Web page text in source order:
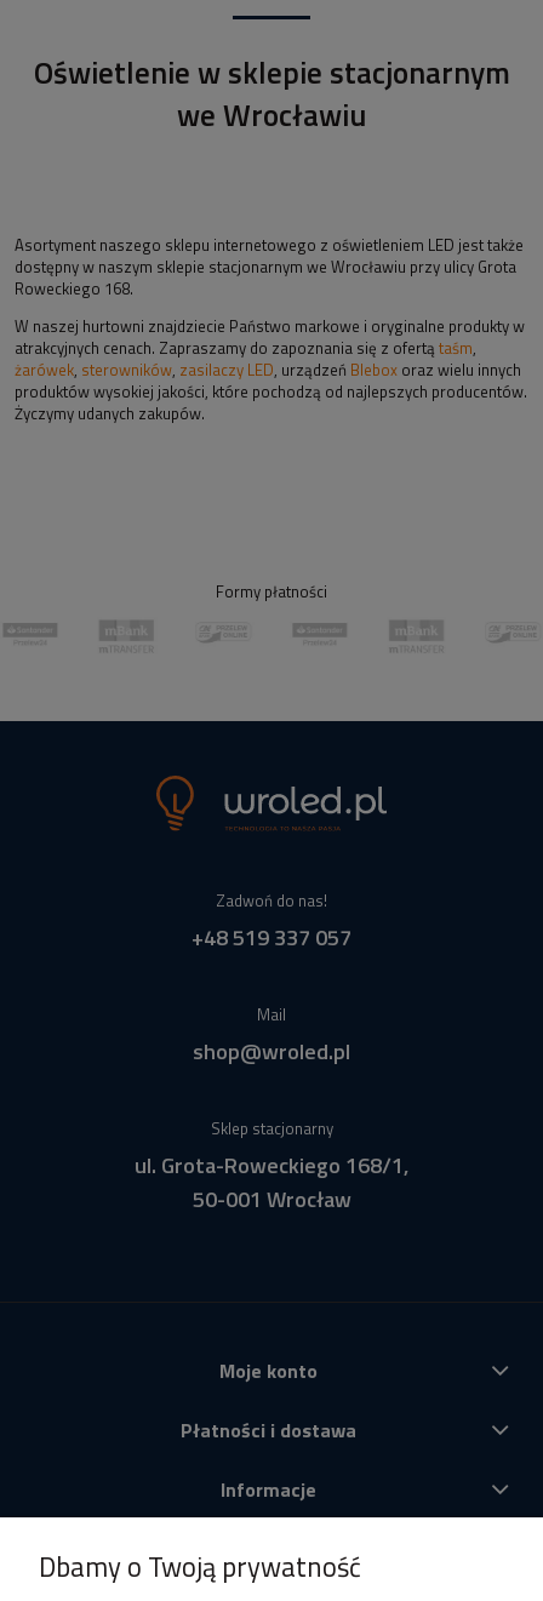
Oświetlenie w sklepie stacjonarnym
we Wrocławiu
Asortyment naszego sklepu internetowego z oświetleniem LED jest także
dostępny w naszym sklepie stacjonarnym we Wrocławiu przy ulicy Grota
Roweckiego 168.
W naszej hurtowni znajdziecie Państwo markowe i oryginalne produkty w
atrakcyjnych cenach. Zapraszamy do zapoznania się z ofertą taśm,
żarówek, sterowników, zasilaczy LED, urządzeń Blebox oraz wielu innych
produktów wysokiej jakości, które pochodzą od najlepszych producentów.
Życzymy udanych zakupów.
Formy płatności
Zadwoń do nas!
+48 519 337 057
Mail
shop@wroled.pl
Sklep stacjonarny
ul. Grota-Roweckiego 168/1,
50-001 Wrocław
Moje konto
Płatności i dostawa
Informacje
Dbamy o Twoją prywatność